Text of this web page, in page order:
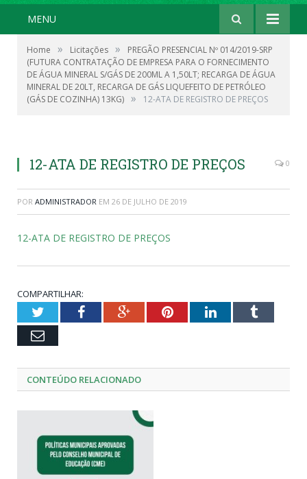
MENU
Home » Licitações »
PREGÃO PRESENCIAL Nº 014/2019-SRP
(FUTURA CONTRATAÇÃO DE EMPRESA PARA O FORNECIMENTO
DE ÁGUA MINERAL S/GÁS DE 200ML A 1,50LT; RECARGA DE ÁGUA
MINERAL DE 20LT, RECARGA DE GÁS LIQUEFEITO DE PETRÓLEO
(GÁS DE COZINHA) 13KG) » 12-ATA DE REGISTRO DE PREÇOS
12-ATA DE REGISTRO DE PREÇOS 0
POR ADMINISTRADOR EM 26 DE JULHO DE 2019
12-ATA DE REGISTRO DE PREÇOS
COMPARTILHAR:
TwitterFacebookGoogle+PinterestLinkedInTumblr
Email
CONTEÚDO RELACIONADO